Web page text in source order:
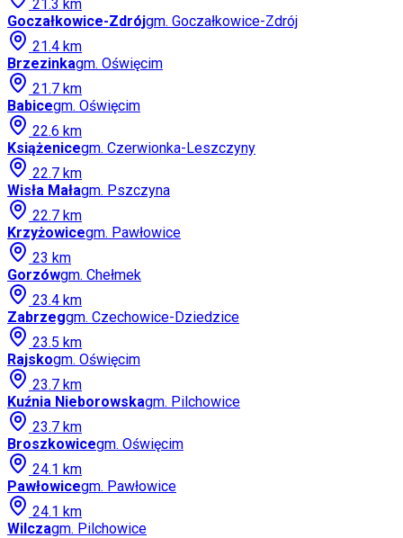
21.3 km
Goczałkowice-Zdrójgm. Goczałkowice-Zdrój
21.4 km
Brzezinkagm. Oświęcim
21.7 km
Babicegm. Oświęcim
22.6 km
Książenicegm. Czerwionka-Leszczyny
22.7 km
Wisła Małagm. Pszczyna
22.7 km
Krzyżowicegm. Pawłowice
23 km
Gorzówgm. Chełmek
23.4 km
Zabrzeggm. Czechowice-Dziedzice
23.5 km
Rajskogm. Oświęcim
23.7 km
Kuźnia Nieborowskagm. Pilchowice
23.7 km
Broszkowicegm. Oświęcim
24.1 km
Pawłowicegm. Pawłowice
24.1 km
Wilczagm. Pilchowice